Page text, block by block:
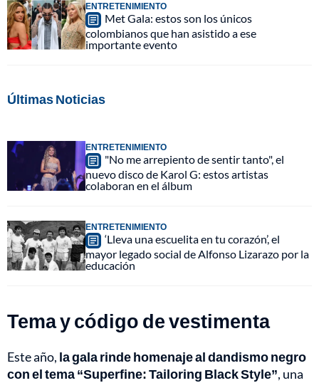
ENTRETENIMIENTO
Met Gala: estos son los únicos
colombianos que han asistido a ese
importante evento
Últimas Noticias
ENTRETENIMIENTO
"No me arrepiento de sentir tanto", el
nuevo disco de Karol G: estos artistas
colaboran en el álbum
ENTRETENIMIENTO
‘Lleva una escuelita en tu corazón’, el
mayor legado social de Alfonso Lizarazo por la
educación
Tema y código de vestimenta
Este año, la gala rinde homenaje al dandismo negro
con el tema “Superfine: Tailoring Black Style”, una